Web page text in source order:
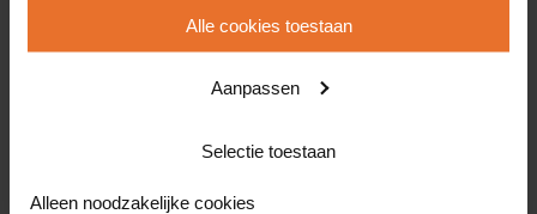
Alle cookies toestaan
Aanpassen
Selectie toestaan
Alleen noodzakelijke cookies